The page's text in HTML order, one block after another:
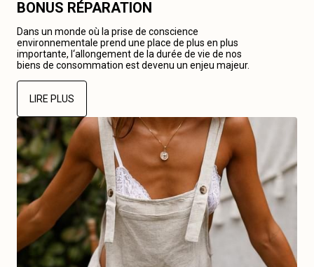
BONUS RÉPARATION
Dans un monde où la prise de conscience
environnementale prend une place de plus en plus
importante, l‘allongement de la durée de vie de nos
biens de consommation est devenu un enjeu majeur.
LIRE PLUS